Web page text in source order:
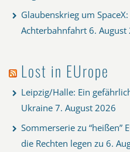
Glaubenskrieg um
Achterbahnfahrt 6. August
Lost in EUrope
Leipzig/Halle: Ein
Ukraine 7. August 2026
Sommerserie zu “heißen”
die Rechten legen zu 6.